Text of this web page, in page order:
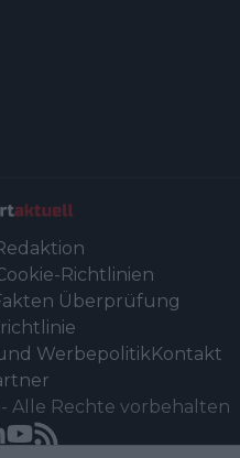
Richtlinien
Überprüfung
WerbepolitikKontakt
- Alle Rechte vorbehalten